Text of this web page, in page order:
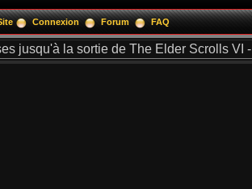
Connexion Forum FAQ
jusqu'à la sortie de The Elder Scrolls VI -